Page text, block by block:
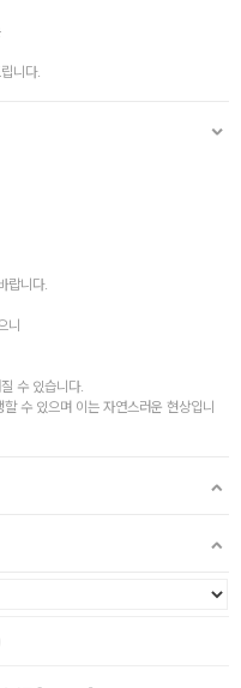
니다.
랍니다.
니
수 있습니다.
수 있으며 이는 자연스러운 현상입니